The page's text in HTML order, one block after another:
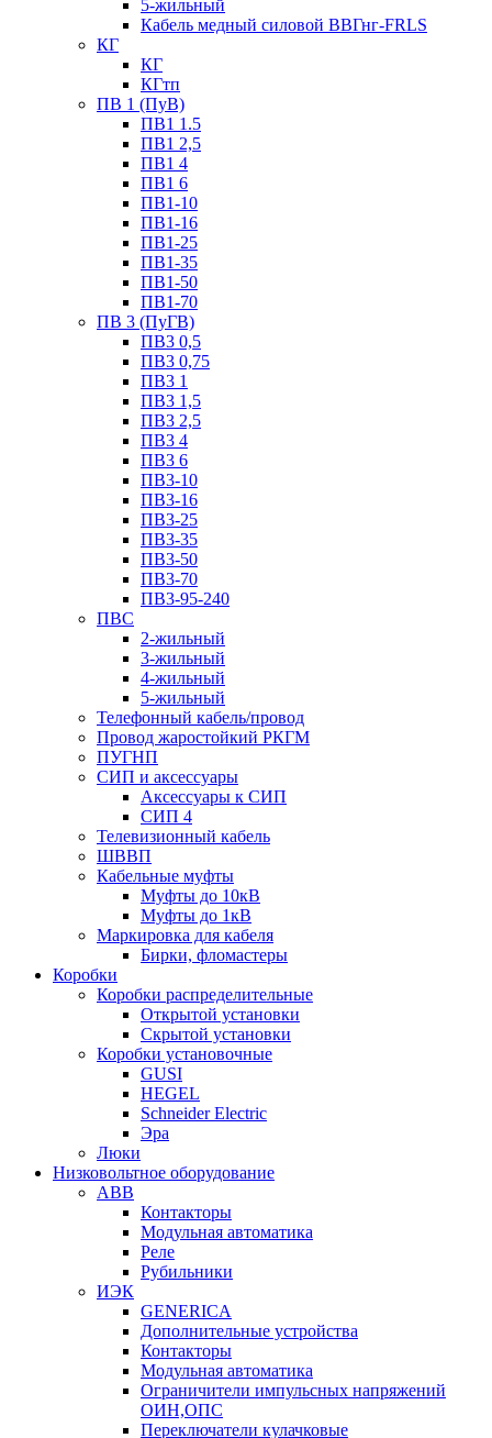
5-жильный
Кабель медный силовой ВВГнг-FRLS
КГ
КГ
КГтп
ПВ 1 (ПуВ)
ПВ1 1.5
ПВ1 2,5
ПВ1 4
ПВ1 6
ПВ1-10
ПВ1-16
ПВ1-25
ПВ1-35
ПВ1-50
ПВ1-70
ПВ 3 (ПуГВ)
ПВ3 0,5
ПВ3 0,75
ПВ3 1
ПВ3 1,5
ПВ3 2,5
ПВ3 4
ПВ3 6
ПВ3-10
ПВ3-16
ПВ3-25
ПВ3-35
ПВ3-50
ПВ3-70
ПВ3-95-240
ПВС
2-жильный
3-жильный
4-жильный
5-жильный
Телефонный кабель/провод
Провод жаростойкий РКГМ
ПУГНП
СИП и аксессуары
Аксессуары к СИП
СИП 4
Телевизионный кабель
ШВВП
Кабельные муфты
Муфты до 10кВ
Муфты до 1кВ
Маркировка для кабеля
Бирки, фломастеры
Коробки
Коробки распределительные
Открытой установки
Скрытой установки
Коробки установочные
GUSI
HEGEL
Schneider Electric
Эра
Люки
Низковольтное оборудование
ABB
Контакторы
Модульная автоматика
Реле
Рубильники
ИЭК
GENERICA
Дополнительные устройства
Контакторы
Модульная автоматика
Ограничители импульсных напряжений
ОИН,ОПС
Переключатели кулачковые